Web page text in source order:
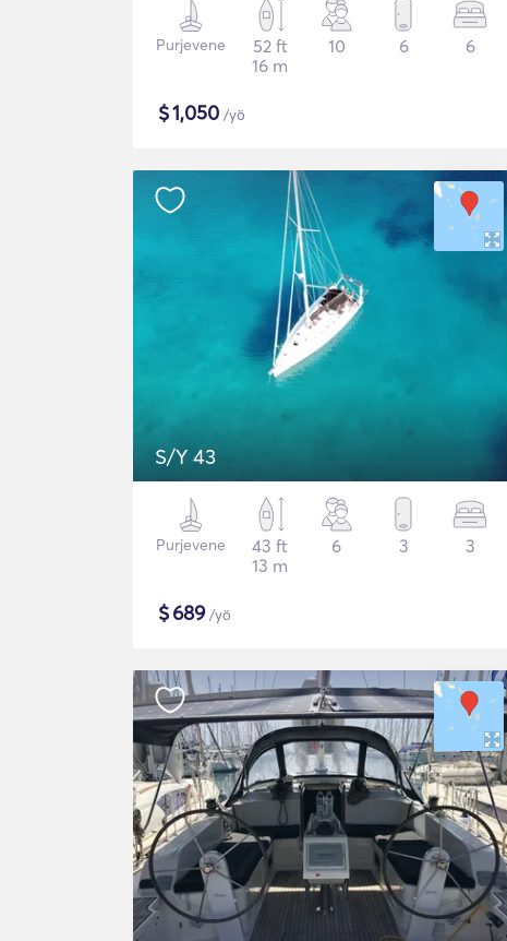
Purjevene
52 ft
16 m
10 6 6
$1,050 /yö
S/Y 43
Purjevene
43 ft
13 m
6 3 3
$689/yö